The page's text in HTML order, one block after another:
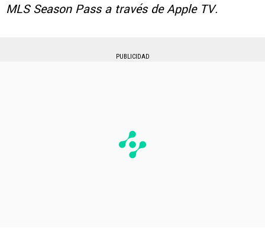
MLS Season Pass a través de Apple TV.
PUBLICIDAD